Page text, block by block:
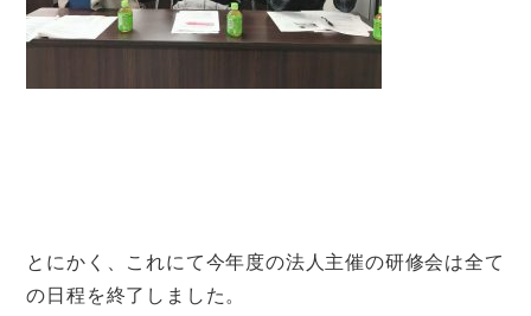
とにかく、これにて今年度の法人主催の研修会は全て
の日程を終了しました。